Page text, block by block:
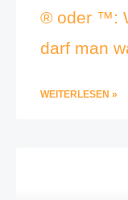
® oder ™:
darf man
WEITERLESEN »